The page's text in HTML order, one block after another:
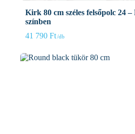
Kirk 80 cm széles felsőpolc 24
színben
41 790 Ft